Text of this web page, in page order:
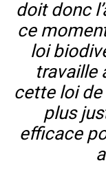
doit donc
ce
loi
travaille
cette loi de
plus
efficace